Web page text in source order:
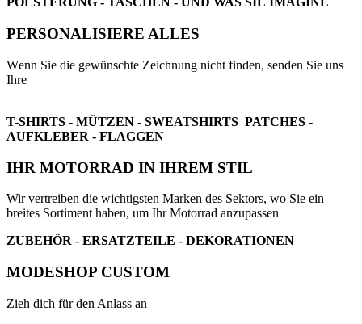
PERSONALISIERE ALLES
Wenn Sie die gewünschte Zeichnung nicht finden, senden Sie uns
Ihre
T-SHIRTS - MÜTZEN - SWEATSHIRTS PATCHES -
AUFKLEBER - FLAGGEN
IHR MOTORRAD IN IHREM STIL
Wir vertreiben die wichtigsten Marken des Sektors, wo Sie ein
breites Sortiment haben, um Ihr Motorrad anzupassen
ZUBEHÖR - ERSATZTEILE - DEKORATIONEN
MODESHOP CUSTOM
Zieh dich für den Anlass an